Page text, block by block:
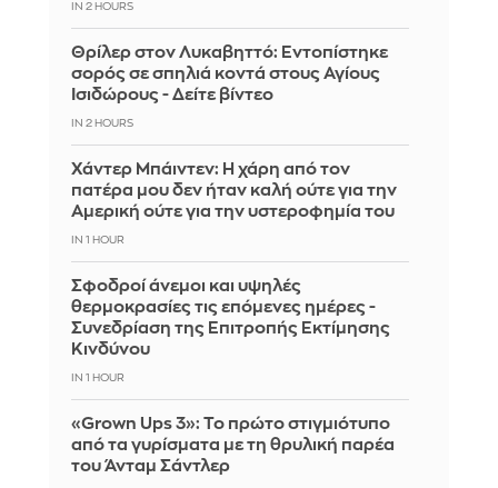
IN 2 HOURS
Θρίλερ στον Λυκαβηττό: Εντοπίστηκε
σορός σε σπηλιά κοντά στους Αγίους
Ισιδώρους - Δείτε βίντεο
IN 2 HOURS
Χάντερ Μπάιντεν: Η χάρη από τον
πατέρα μου δεν ήταν καλή ούτε για την
Αμερική ούτε για την υστεροφημία του
IN 1 HOUR
Σφοδροί άνεμοι και υψηλές
θερμοκρασίες τις επόμενες ημέρες -
Συνεδρίαση της Επιτροπής Εκτίμησης
Κινδύνου
IN 1 HOUR
«Grown Ups 3»: Το πρώτο στιγμιότυπο
από τα γυρίσματα με τη θρυλική παρέα
του Άνταμ Σάντλερ